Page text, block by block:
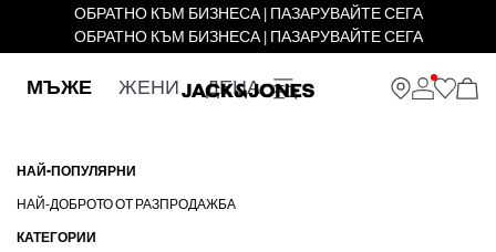
ОБРАТНО КЪМ БИЗНЕСА | ПАЗАРУВАЙТЕ СЕГА
ОБРАТНО КЪМ БИЗНЕСА | ПАЗАРУВАЙТЕ СЕГА
МЪЖЕ ЖЕНИ ДЕЦА
НАЙ-ПОПУЛЯРНИ
НАЙ-ДОБРОТО ОТ РАЗПРОДАЖБА
КАТЕГОРИИ